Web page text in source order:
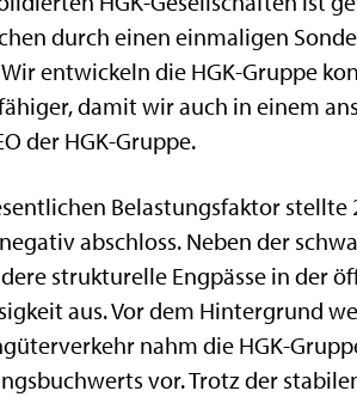
durch einen einmaligen
entwickeln die HGK-Gruppe
damit wir auch in einem
der HGK-Gruppe.
Belastungsfaktor stellte
abschloss. Neben der
strukturelle Engpässe in der
aus. Vor dem Hintergrund
nahm die HGK-
vor. Trotz der